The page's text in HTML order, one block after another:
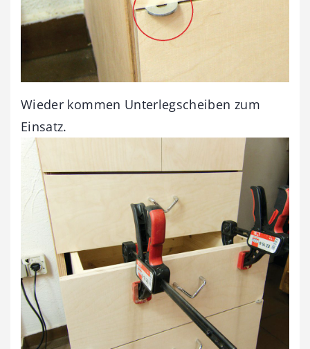
Wieder kommen Unterlegscheiben zum
Einsatz.